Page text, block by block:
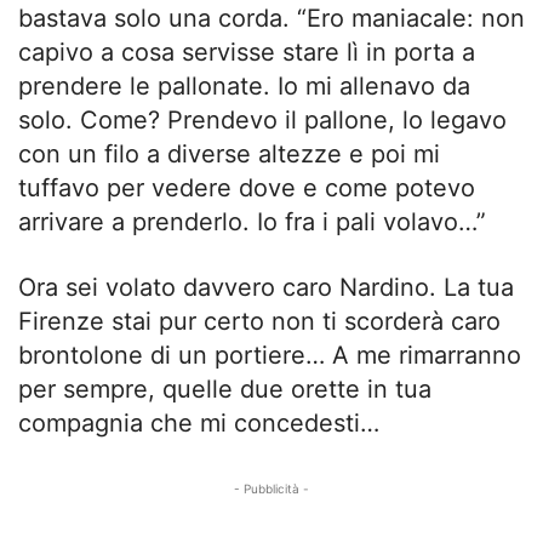
bastava solo una corda. “Ero maniacale: non
capivo a cosa servisse stare lì in porta a
prendere le pallonate. Io mi allenavo da
solo. Come? Prendevo il pallone, lo legavo
con un filo a diverse altezze e poi mi
tuffavo per vedere dove e come potevo
arrivare a prenderlo. Io fra i pali volavo…”
Ora sei volato davvero caro Nardino. La tua
Firenze stai pur certo non ti scorderà caro
brontolone di un portiere… A me rimarranno
per sempre, quelle due orette in tua
compagnia che mi concedesti…
- Pubblicità -